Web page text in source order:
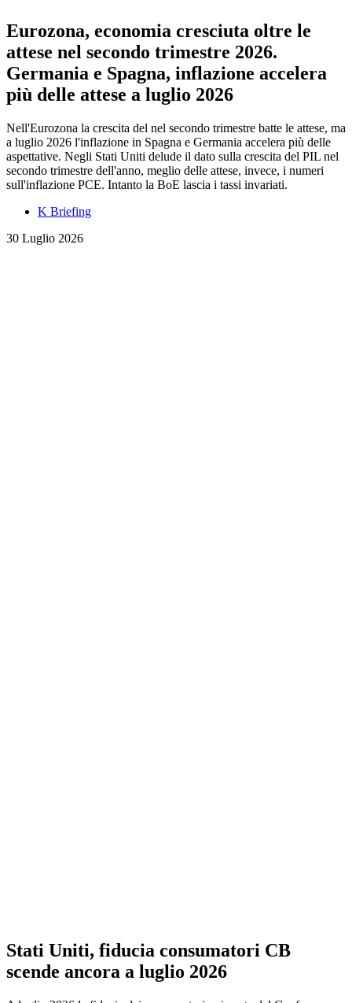
Eurozona, economia cresciuta oltre le
attese nel secondo trimestre 2026.
Germania e Spagna, inflazione accelera
più delle attese a luglio 2026
Nell'Eurozona la crescita del nel secondo trimestre batte le attese, ma
a luglio 2026 l'inflazione in Spagna e Germania accelera più delle
aspettative. Negli Stati Uniti delude il dato sulla crescita del PIL nel
secondo trimestre dell'anno, meglio delle attese, invece, i numeri
sull'inflazione PCE. Intanto la BoE lascia i tassi invariati.
K Briefing
30 Luglio 2026
Stati Uniti, fiducia consumatori CB
scende ancora a luglio 2026